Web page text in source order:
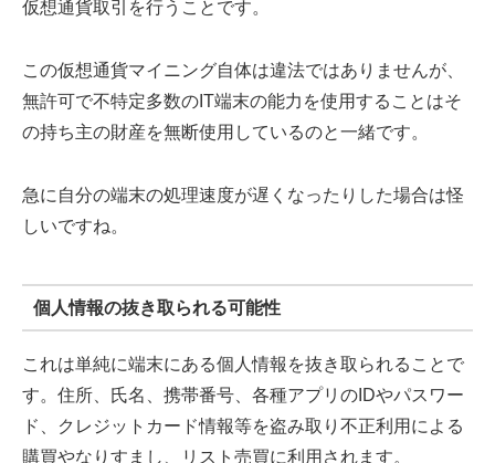
仮想通貨取引を行うことです。
この仮想通貨マイニング自体は違法ではありませんが、
無許可で不特定多数のIT端末の能力を使用することはそ
の持ち主の財産を無断使用しているのと一緒です。
急に自分の端末の処理速度が遅くなったりした場合は怪
しいですね。
個人情報の抜き取られる可能性
これは単純に端末にある個人情報を抜き取られることで
す。住所、氏名、携帯番号、各種アプリのIDやパスワー
ド、クレジットカード情報等を盗み取り不正利用による
購買やなりすまし、リスト売買に利用されます。